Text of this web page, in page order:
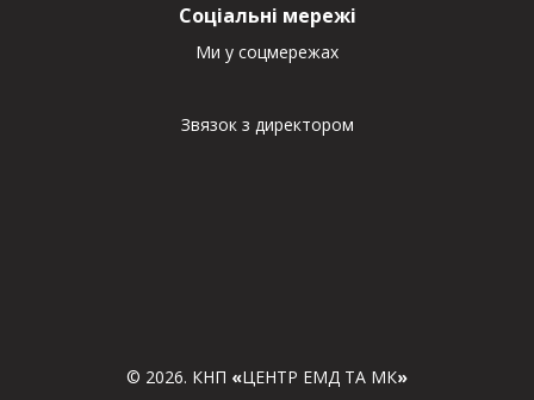
Соціальні мережі
Ми у соцмережах
Звязок з директором
© 2026. КНП «ЦЕНТР ЕМД ТА МК»